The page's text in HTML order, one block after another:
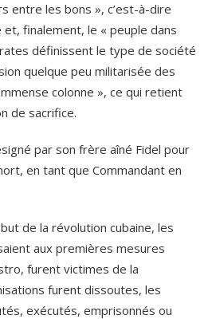
entre les bons », c’est-à-dire
et, finalement, le « peuple dans
définissent le type de société
quelque peu militarisée des
colonne », ce qui retient
de sacrifice.
par son frère aîné Fidel pour
en tant que Commandant en
de la révolution cubaine, les
aux premières mesures
furent victimes de la
furent dissoutes, les
exécutés, emprisonnés ou